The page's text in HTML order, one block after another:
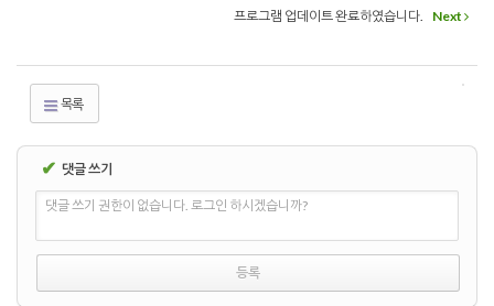
프로그램 업데이트 완료하였습니다.
Next
목록
✔ 댓글 쓰기
댓글 쓰기 권한이 없습니다. 로그인 하시겠습니까?